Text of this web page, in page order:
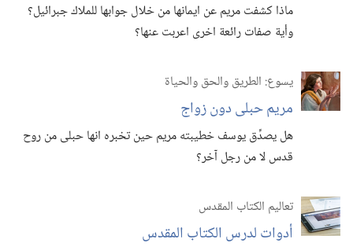
ماذا كشفت مريم عن ايمانها من خلال جوابها للملاك جبرائيل؟‏
وأية صفات رائعة اخرى اعربت عنها؟‏
يسوع:‏ الطريق والحق والحياة
مريم حبلى دون زواج
هل يصدِّق يوسف خطيبته مريم حين تخبره انها حبلى من روح
قدس لا من رجل آخر؟‏
تعاليم الكتاب المقدس
أدوات لدرس الكتاب المقدس